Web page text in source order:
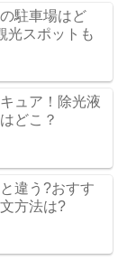
駐車場はど
光スポットも
ュア！除光液
どこ？
違う?おすす
方法は?